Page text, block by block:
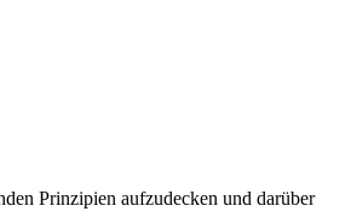
Prinzipien aufzudecken und darüber